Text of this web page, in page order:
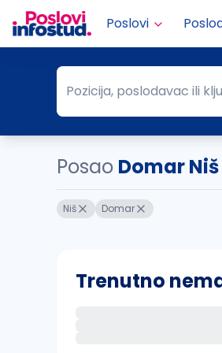
Poslovi
Pozicija, poslodavac ili
Pozicija, poslodavac ili
Posao Domar Niš
Niš Domar
Trenutno